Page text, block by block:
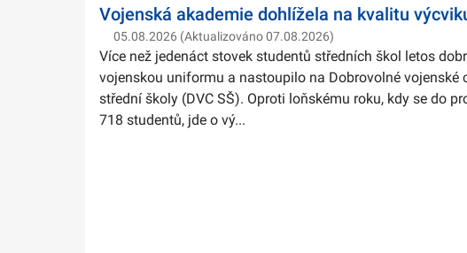
Vojenská akademie dohlížela na kvalitu
05.08.2026 (Aktualizováno 07.08.2026)
Více než jedenáct stovek studentů středních škol letos
vojenskou uniformu a nastoupilo na Dobrovolné vojenské
střední školy (DVC SŠ). Oproti loňskému roku, kdy se do
718 studentů, jde o vý...